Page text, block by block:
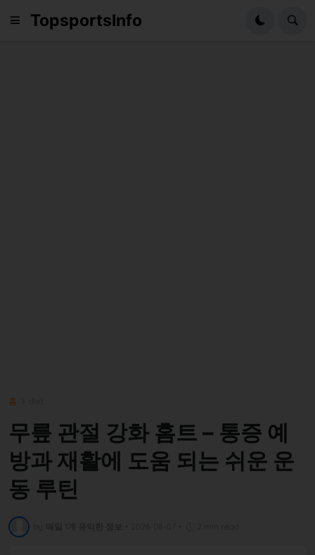
TopsportsInfo
홈
무릎 관절 강화 홈트 – 통증 예
방과 재활에 도움 되는 쉬운 운
동 루틴